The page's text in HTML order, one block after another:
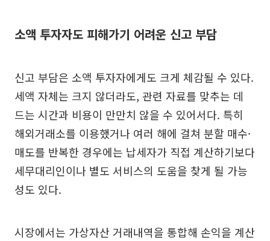
소액 투자자도 피해가기 어려운 신고 부담
신고 부담은 소액 투자자에게도 크게 체감될 수 있다.
세액 자체는 크지 않더라도, 관련 자료를 맞추는 데
드는 시간과 비용이 만만치 않을 수 있어서다. 특히
해외거래소를 이용했거나 여러 해에 걸쳐 분할 매수·
매도를 반복한 경우에는 납세자가 직접 계산하기보다
세무대리인이나 별도 서비스의 도움을 찾게 될 가능
성도 있다.
시장에서는 가상자산 거래내역을 통합해 손익을 계산